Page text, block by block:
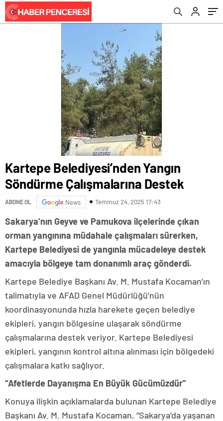
Kartepe Belediyesi’nden Yangın
Söndürme Çalışmalarına Destek
ABONE OL News Temmuz 24, 2025 17:43
Sakarya’nın Geyve ve Pamukova ilçelerinde çıkan
orman yangınına müdahale çalışmaları sürerken,
Kartepe Belediyesi de yangınla mücadeleye destek
amacıyla bölgeye tam donanımlı araç gönderdi.
Kartepe Belediye Başkanı Av. M. Mustafa Kocaman’ın
talimatıyla ve AFAD Genel Müdürlüğü’nün
koordinasyonunda hızla harekete geçen belediye
ekipleri, yangın bölgesine ulaşarak söndürme
çalışmalarına destek veriyor. Kartepe Belediyesi
ekipleri, yangının kontrol altına alınması için bölgedeki
çalışmalara katkı sağlıyor.
“Afetlerde Dayanışma En Büyük Gücümüzdür”
Konuya ilişkin açıklamalarda bulunan Kartepe Belediye
Başkanı Av. M. Mustafa Kocaman, “Sakarya’da yaşanan